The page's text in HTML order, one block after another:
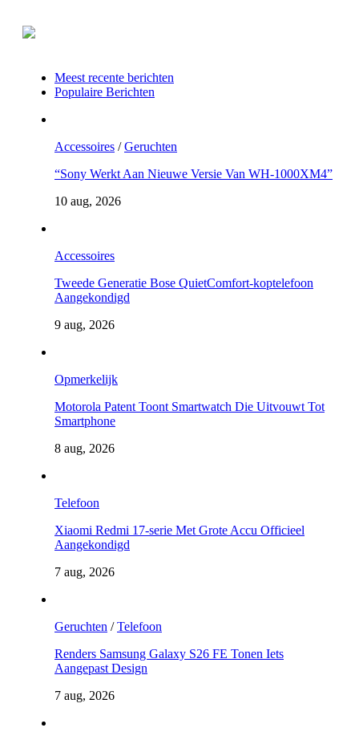
Meest recente berichten
Populaire Berichten
Accessoires /Geruchten
“Sony Werkt Aan Nieuwe Versie Van WH-1000XM4”
10 aug, 2026
Accessoires
Tweede Generatie Bose QuietComfort-koptelefoon
Aangekondigd
9 aug, 2026
Opmerkelijk
Motorola Patent Toont Smartwatch Die Uitvouwt Tot
Smartphone
8 aug, 2026
Telefoon
Xiaomi Redmi 17-serie Met Grote Accu Officieel
Aangekondigd
7 aug, 2026
Geruchten /Telefoon
Renders Samsung Galaxy S26 FE Tonen Iets
Aangepast Design
7 aug, 2026